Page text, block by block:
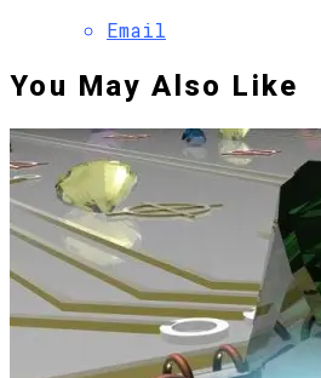
Email
You May Also Like